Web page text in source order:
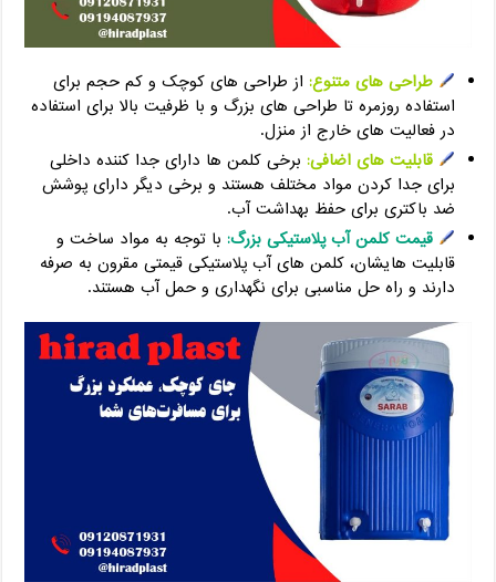
طراحی‌ های متنوع: از طراحی‌ های کوچک و کم حجم برای
استفاده روزمره تا طراحی‌ های بزرگ و با ظرفیت بالا برای استفاده
در فعالیت‌ های خارج از منزل.
قابلیت‌ های اضافی: برخی کلمن‌ ها دارای جدا کننده داخلی
برای جدا کردن مواد مختلف هستند و برخی دیگر دارای پوشش
ضد باکتری برای حفظ بهداشت آب.
قیمت کلمن آب پلاستیکی بزرگ: با توجه به مواد ساخت و
قابلیت‌ هایشان، کلمن‌ های آب پلاستیکی قیمتی مقرون به صرفه
دارند و راه‌ حل مناسبی برای نگهداری و حمل آب هستند.